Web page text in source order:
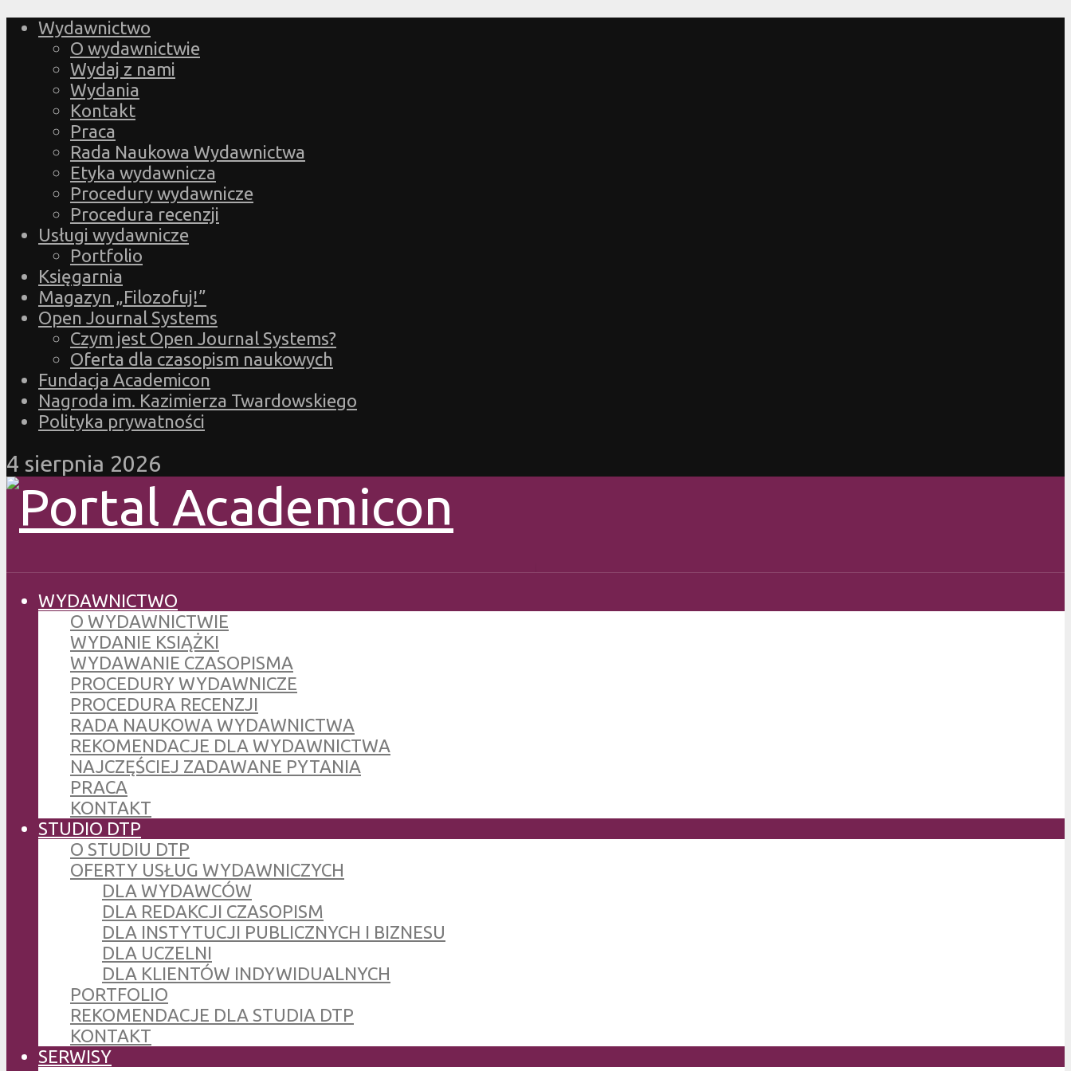
Wydawnictwo
O wydawnictwie
Wydaj z nami
Wydania
Kontakt
Praca
Rada Naukowa Wydawnictwa
Etyka wydawnicza
Procedury wydawnicze
Procedura recenzji
Usługi wydawnicze
Portfolio
Księgarnia
Magazyn „Filozofuj!”
Open Journal Systems
Czym jest Open Journal Systems?
Oferta dla czasopism naukowych
Fundacja Academicon
Nagroda im. Kazimierza Twardowskiego
Polityka prywatności
4 sierpnia 2026
WYDAWNICTWO
O WYDAWNICTWIE
WYDANIE KSIĄŻKI
WYDAWANIE CZASOPISMA
PROCEDURY WYDAWNICZE
PROCEDURA RECENZJI
RADA NAUKOWA WYDAWNICTWA
REKOMENDACJE DLA WYDAWNICTWA
NAJCZĘŚCIEJ ZADAWANE PYTANIA
PRACA
KONTAKT
STUDIO DTP
O STUDIU DTP
OFERTY USŁUG WYDAWNICZYCH
DLA WYDAWCÓW
DLA REDAKCJI CZASOPISM
DLA INSTYTUCJI PUBLICZNYCH I BIZNESU
DLA UCZELNI
DLA KLIENTÓW INDYWIDUALNYCH
PORTFOLIO
REKOMENDACJE DLA STUDIA DTP
KONTAKT
SERWISY